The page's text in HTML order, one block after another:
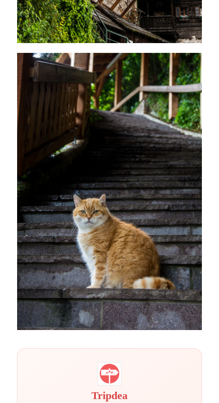
Tripdea